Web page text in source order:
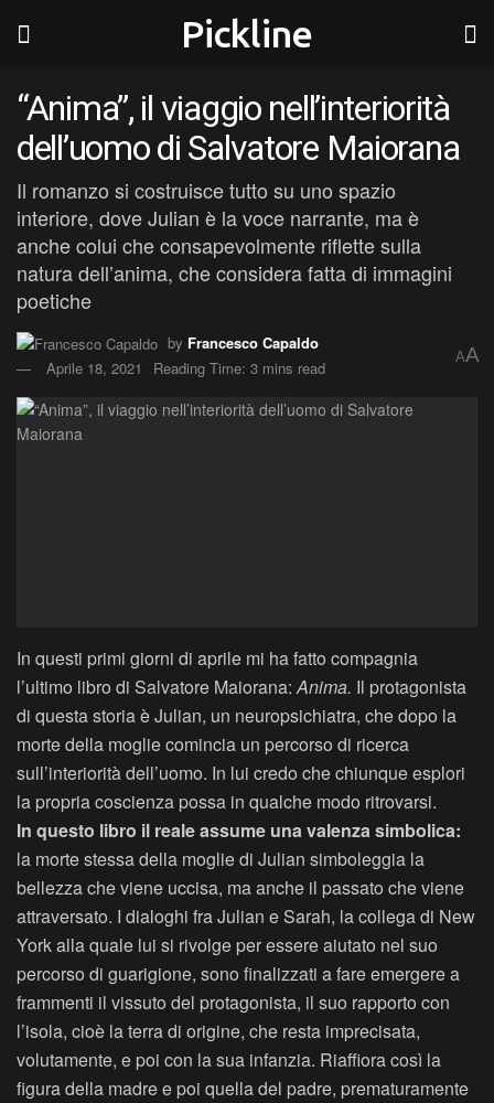
Pickline
“Anima”, il viaggio nell’interiorità
dell’uomo di Salvatore Maiorana
Il romanzo si costruisce tutto su uno spazio
interiore, dove Julian è la voce narrante, ma è
anche colui che consapevolmente riflette sulla
natura dell’anima, che considera fatta di immagini
poetiche
by Francesco Capaldo
Aprile 18, 2021
Reading Time: 3 mins read
AA
In questi primi giorni di aprile mi ha fatto compagnia
l’ultimo libro di Salvatore Maiorana:Anima. Il protagonista
di questa storia è Julian, un neuropsichiatra, che dopo la
morte della moglie comincia un percorso di ricerca
sull’interiorità dell’uomo. In lui credo che chiunque esplori
la propria coscienza possa in qualche modo ritrovarsi.
In questo libro il reale assume una valenza simbolica:
la morte stessa della moglie di Julian simboleggia la
bellezza che viene uccisa, ma anche il passato che viene
attraversato. I dialoghi fra Julian e Sarah, la collega di New
York alla quale lui si rivolge per essere aiutato nel suo
percorso di guarigione, sono finalizzati a fare emergere a
frammenti il vissuto del protagonista, il suo rapporto con
l’isola, cioè la terra di origine, che resta imprecisata,
volutamente, e poi con la sua infanzia. Riaffiora così la
figura della madre e poi quella del padre, prematuramente